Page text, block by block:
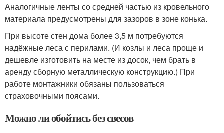
Аналогичные ленты со средней частью из кровельного
материала предусмотрены для зазоров в зоне конька.
При высоте стен дома более 3,5 м потребуются
надёжные леса с перилами. (И козлы и леса проще и
дешевле изготовить на месте из досок, чем брать в
аренду сборную металлическую конструкцию.) При
работе монтажники обязаны пользоваться
страховочными поясами.
Можно ли обойтись без свесов